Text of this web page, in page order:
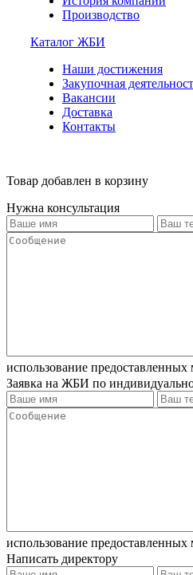
Производство
Каталог ЖБИ
Наши достижения
Закупочная
Вакансии
Доставка
Контакты
Товар добавлен в корзину
Нужна консультация
использование
Заявка на ЖБИ по
использование
Написать директору